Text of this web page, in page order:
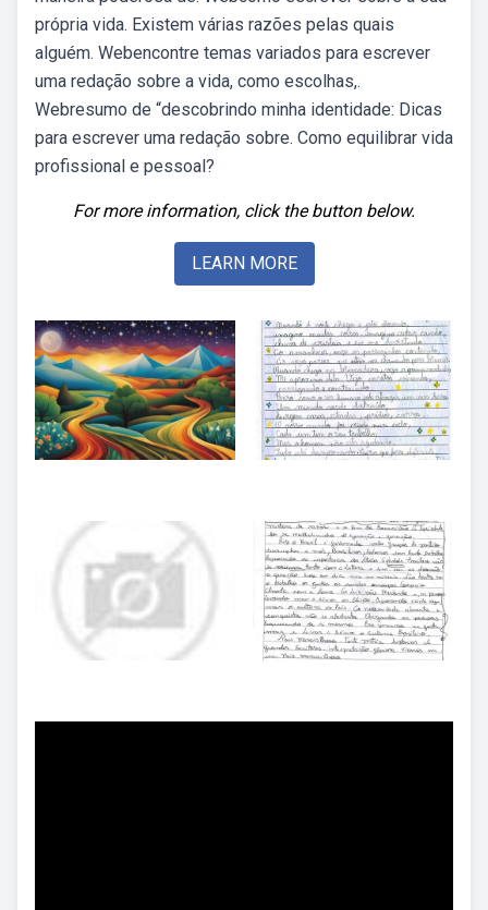
própria vida. Existem várias razões pelas quais
alguém. Webencontre temas variados para escrever
uma redação sobre a vida, como escolhas,.
Webresumo de “descobrindo minha identidade: Dicas
para escrever uma redação sobre. Como equilibrar vida
profissional e pessoal?
For more information, click the button below.
LEARN MORE